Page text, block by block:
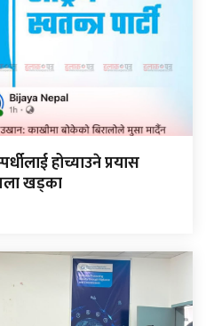
होच्याउने प्रयास
खड्का